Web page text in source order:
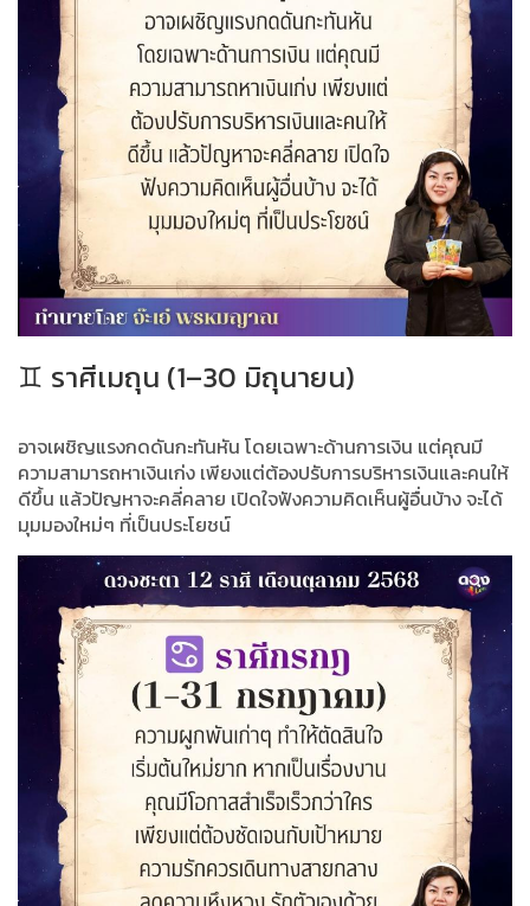
♊ ราศีเมถุน (1–30 มิถุนายน)
อาจเผชิญแรงกดดันกะทันหัน โดยเฉพาะด้านการเงิน แต่คุณมี
ความสามารถหาเงินเก่ง เพียงแต่ต้องปรับการบริหารเงินและคนให้
ดีขึ้น แล้วปัญหาจะคลี่คลาย เปิดใจฟังความคิดเห็นผู้อื่นบ้าง จะได้
มุมมองใหม่ๆ ที่เป็นประโยชน์